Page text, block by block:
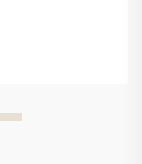
jetzt die